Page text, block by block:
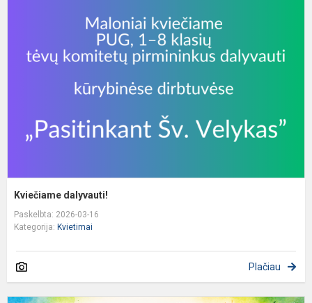
Kviečiame dalyvauti!
Paskelbta: 2026-03-16
Kategorija: Kvietimai
Plačiau